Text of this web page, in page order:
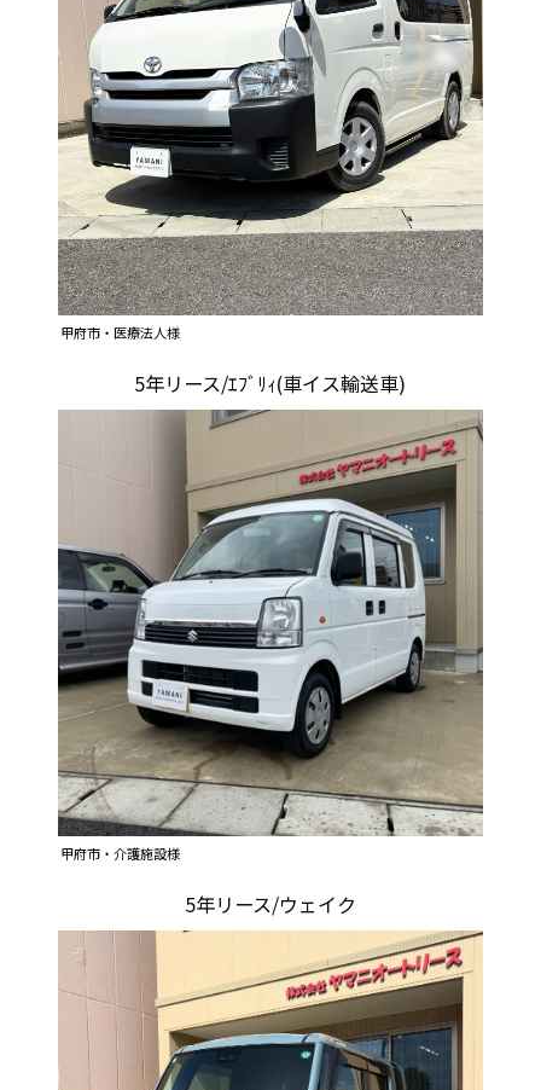
甲府市・医療法人様
5年リース/ｴﾌﾞﾘｨ(車イス輸送車)
甲府市・介護施設様
5年リース/ウェイク